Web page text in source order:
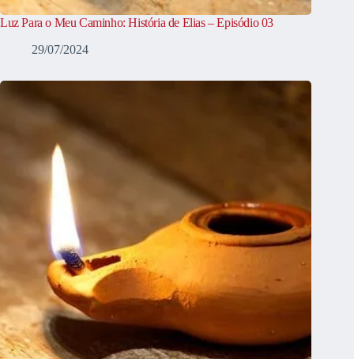
Luz Para o Meu Caminho: História de Elias – Episódio 03
29/07/2024